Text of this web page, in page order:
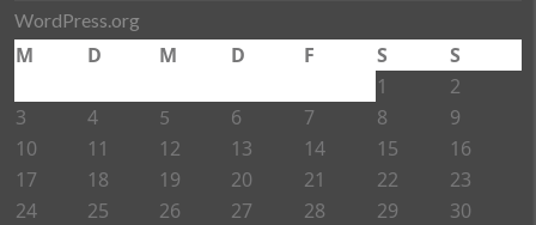
WordPress.org
M D M D F S
S
1
2
3
4 5 6 7 8
9
10
11 12 13 14 15
16
17
18 19 20 21 22
23
24
25 26 27 28 29
30